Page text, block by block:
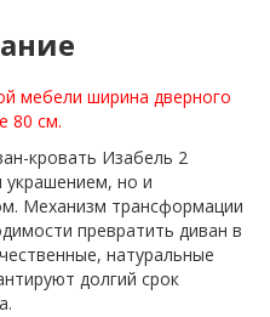
мебели ширина дверного
80 см.
кровать Изабель 2
украшением, но и
Механизм трансформации
превратить диван в
натуральные
долгий срок